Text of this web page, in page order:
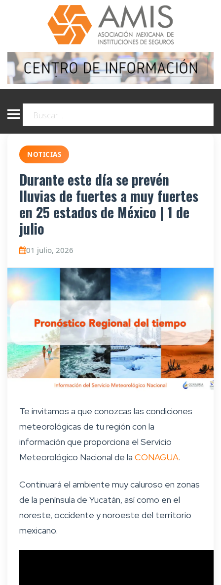
NOTICIAS
Durante este día se prevén
lluvias de fuertes a muy fuertes
en 25 estados de México | 1 de
julio
01 julio, 2026
Te invitamos a que conozcas las condiciones
meteorológicas de tu región con la
información que proporciona el Servicio
Meteorológico Nacional de la CONAGUA.
Continuará el ambiente muy caluroso en zonas
de la península de Yucatán, así como en el
noreste, occidente y noroeste del territorio
mexicano.